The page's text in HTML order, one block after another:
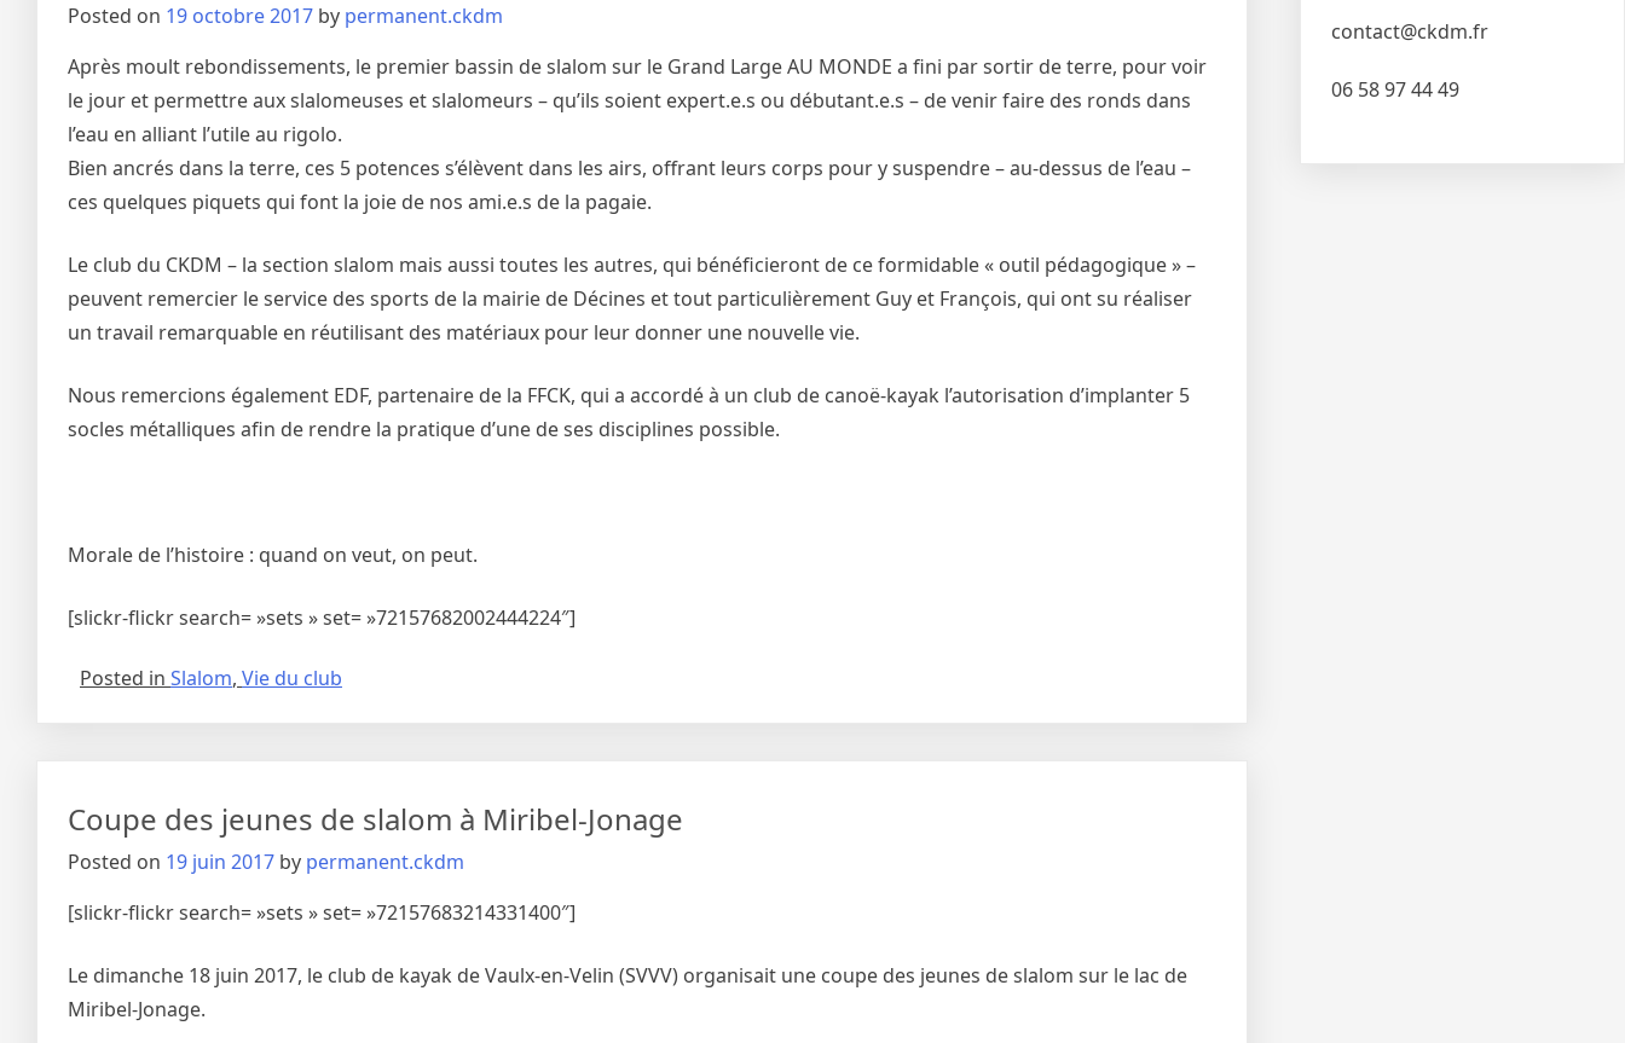
Posted on 19 octobre 2017 by permanent.ckdm
Après moult rebondissements, le premier bassin de slalom sur le Grand Large AU MONDE a fini par sortir de terre, pour voir
le jour et permettre aux slalomeuses et slalomeurs – qu’ils soient expert.e.s ou débutant.e.s – de venir faire des ronds dans
l’eau en alliant l’utile au rigolo.
Bien ancrés dans la terre, ces 5 potences s’élèvent dans les airs, offrant leurs corps pour y suspendre – au-dessus de l’eau –
ces quelques piquets qui font la joie de nos ami.e.s de la pagaie.
Le club du CKDM – la section slalom mais aussi toutes les autres, qui bénéficieront de ce formidable « outil pédagogique » –
peuvent remercier le service des sports de la mairie de Décines et tout particulièrement Guy et François, qui ont su réaliser
un travail remarquable en réutilisant des matériaux pour leur donner une nouvelle vie.
Nous remercions également EDF, partenaire de la FFCK, qui a accordé à un club de canoë-kayak l’autorisation d’implanter 5
socles métalliques afin de rendre la pratique d’une de ses disciplines possible.
Morale de l’histoire : quand on veut, on peut.
[slickr-flickr search= »sets » set= »72157682002444224″]
Posted in Slalom, Vie du club
Coupe des jeunes de slalom à Miribel-Jonage
Posted on 19 juin 2017 by permanent.ckdm
[slickr-flickr search= »sets » set= »72157683214331400″]
Le dimanche 18 juin 2017, le club de kayak de Vaulx-en-Velin (SVVV) organisait une coupe des jeunes de slalom sur le lac de
Miribel-Jonage.
contact@ckdm.fr
06 58 97 44 49